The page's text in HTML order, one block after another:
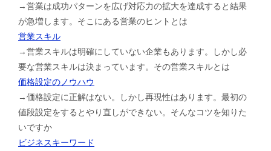
→営業は成功パターンを広げ対応力の拡大を達成すると結果
が急増します。そこにある営業のヒントとは
営業スキル
→営業スキルは明確にしていない企業もあります。しかし必
要な営業スキルは決まっています。その営業スキルとは
価格設定のノウハウ
→価格設定に正解はない。しかし再現性はあります。最初の
値段設定をするとやり直しができない。そんなコツを知りた
いですか
ビジネスキーワード